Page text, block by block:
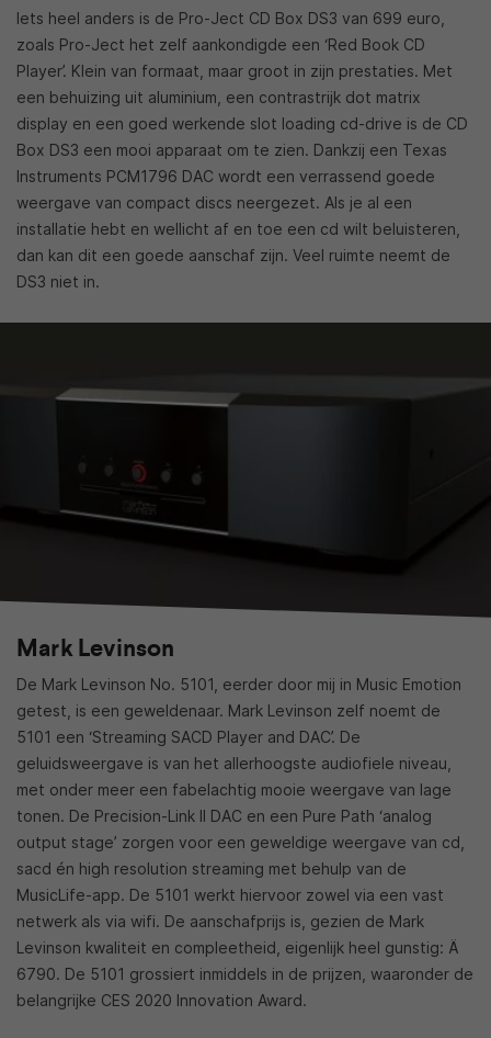
Iets heel anders is de Pro-Ject CD Box DS3 van 699 euro,
zoals Pro-Ject het zelf aankondigde een ‘Red Book CD
Player’. Klein van formaat, maar groot in zijn prestaties. Met
een behuizing uit aluminium, een contrastrijk dot matrix
display en een goed werkende slot loading cd-drive is de CD
Box DS3 een mooi apparaat om te zien. Dankzij een Texas
Instruments PCM1796 DAC wordt een verrassend goede
weergave van compact discs neergezet. Als je al een
installatie hebt en wellicht af en toe een cd wilt beluisteren,
dan kan dit een goede aanschaf zijn. Veel ruimte neemt de
DS3 niet in.
Mark Levinson
De Mark Levinson No. 5101, eerder door mij in Music Emotion
getest, is een geweldenaar. Mark Levinson zelf noemt de
5101 een ‘Streaming SACD Player and DAC’. De
geluidsweergave is van het allerhoogste audiofiele niveau,
met onder meer een fabelachtig mooie weergave van lage
tonen. De Precision-Link II DAC en een Pure Path ‘analog
output stage’ zorgen voor een geweldige weergave van cd,
sacd én high resolution streaming met behulp van de
MusicLife-app. De 5101 werkt hiervoor zowel via een vast
netwerk als via wifi. De aanschafprijs is, gezien de Mark
Levinson kwaliteit en compleetheid, eigenlijk heel gunstig: Ä
6790. De 5101 grossiert inmiddels in de prijzen, waaronder de
belangrijke CES 2020 Innovation Award.